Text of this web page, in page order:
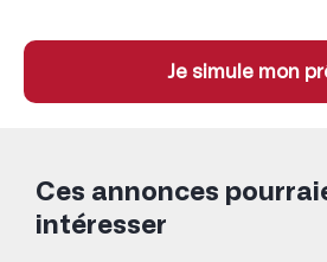
Je simule mon
Ces annonces
intéresser